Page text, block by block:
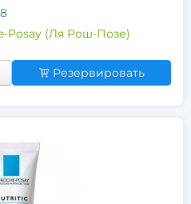
Posay (Ля Рош-Позе)
Резервировать